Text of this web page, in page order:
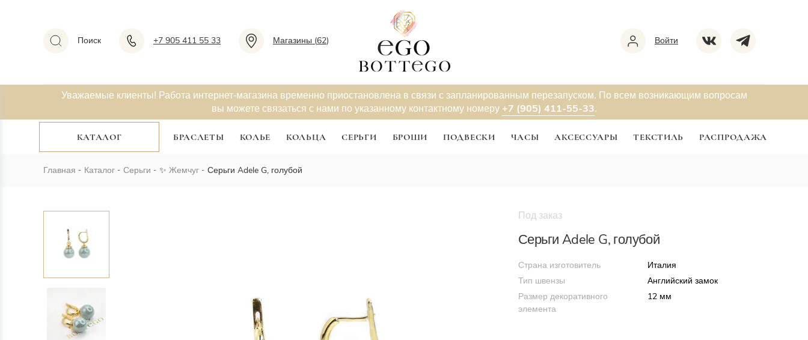
Поиск +7 905 411 55 33 Магазины (62) Войти
Уважаемые клиенты! Работа интернет-магазина временно приостановлена в связи с запланированным перезапуском. По всем возникающим вопросам
вы можете связаться с нами по указанному контактному номеру +7 (905) 411-55-33.
КАТАЛОГ БРАСЛЕТЫ КОЛЬЕ КОЛЬЦА СЕРЬГИ БРОШИ ПОДВЕСКИ ЧАСЫ АКСЕССУАРЫ ТЕКСТИЛЬ РАСПРОДАЖА
Главная Каталог Серьги ✨ Жемчуг Серьги Adele G, голубой
Под заказ
Серьги Adele G, голубой
Страна изготовитель
Италия
Тип швензы
Английский замок
Размер декоративного
элемента
12 мм